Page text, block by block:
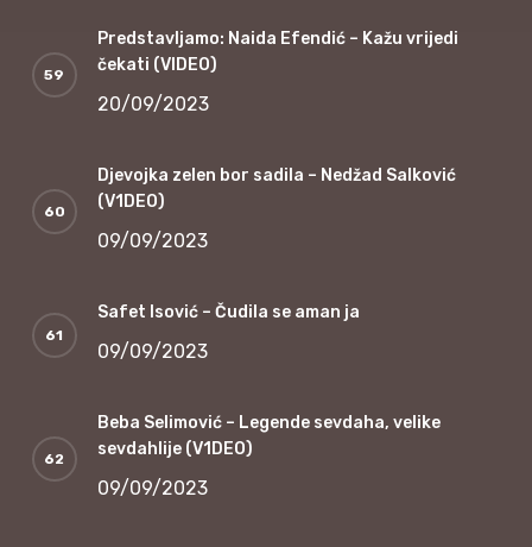
Predstavljamo: Naida Efendić – Kažu vrijedi
čekati (VIDEO)
20/09/2023
Djevojka zelen bor sadila – Nedžad Salković
(V1DEO)
09/09/2023
Safet Isović – Čudila se aman ja
09/09/2023
Beba Selimović – Legende sevdaha, velike
sevdahlije (V1DEO)
09/09/2023